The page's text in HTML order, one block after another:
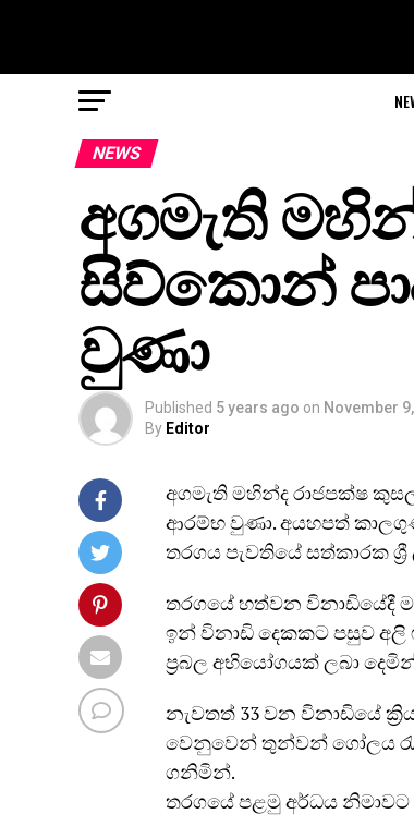
NEWS
අගමැති
සිව්කොන්
වුණා
Published 5 years ago on November
By Editor
අගමැති මහින්ද රාජපක්ෂ
ආරම්භ වුණා. අයහපත්
තරගය පැවතියේ සත්කාරක
තරගයේ හත්වන විනාඩියේදී
ඉන් විනාඩි දෙකකට පසුව අලි
ප්‍රබල අභියෝගයක් ලබා
නැවතත් 33 වන විනාඩියේ
වෙනුවෙන් තුන්වන් ගෝලය
ගනිමින්.
තරගයේ පළමු අර්ධය